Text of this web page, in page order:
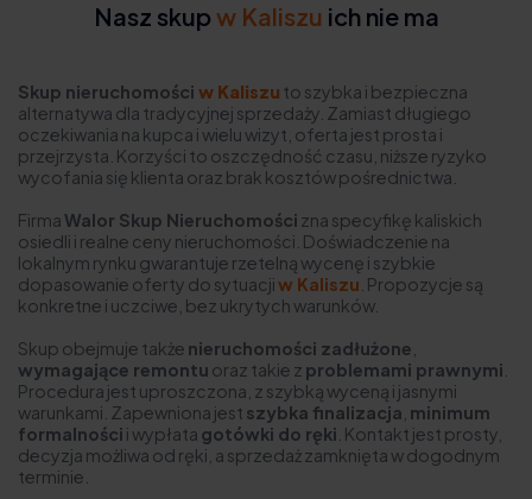
Nasz skup w Kaliszu ich nie ma
Skup nieruchomości w Kaliszu to szybka i bezpieczna
alternatywa dla tradycyjnej sprzedaży. Zamiast długiego
oczekiwania na kupca i wielu wizyt, oferta jest prosta i
przejrzysta. Korzyści to oszczędność czasu, niższe ryzyko
wycofania się klienta oraz brak kosztów pośrednictwa.
FirmaWalor Skup Nieruchomości zna specyfikę kaliskich
osiedli i realne ceny nieruchomości. Doświadczenie na
lokalnym rynku gwarantuje rzetelną wycenę i szybkie
dopasowanie oferty do sytuacjiw Kaliszu . Propozycje są
konkretne i uczciwe, bez ukrytych warunków.
Skup obejmuje także nieruchomości zadłużone
wymagające remontu oraz takie z problemami prawnymi
Procedura jest uproszczona, z szybką wyceną i jasnymi
warunkami. Zapewniona jest szybka finalizacja minimum
formalności i wypłata gotówki do ręki . Kontakt jest prosty,
decyzja możliwa od ręki, a sprzedaż zamknięta w dogodnym
terminie.